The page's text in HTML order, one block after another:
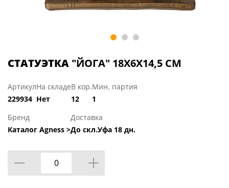
СТАТУЭТКА "ЙОГА" 18Х6Х14,5 СМ
Артикул
229934
На складе
Нет
В кор.
12
Мин. партия
1
Бренд
Каталог Agness >
Доставка
До скл.Уфа 18 дн.